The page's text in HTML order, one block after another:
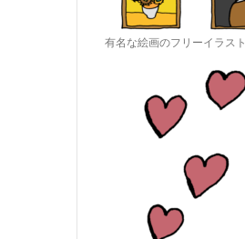
有名な絵画のフリーイラスト